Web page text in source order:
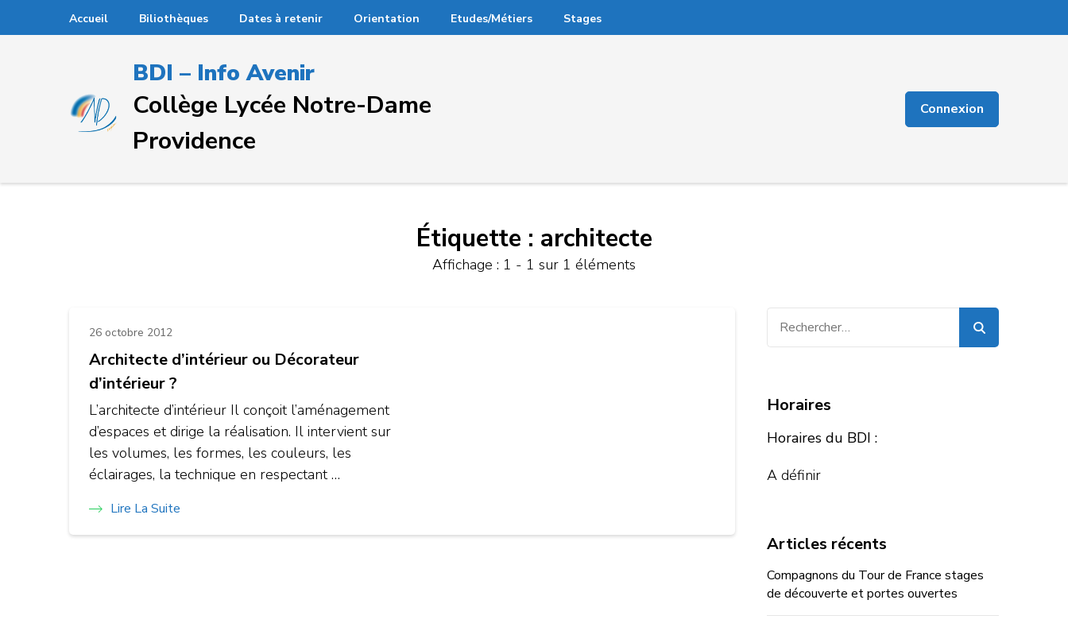
au
Accueil Biliothèques Dates à retenir Orientation Etudes/Métiers Stages
BDI – Info Avenir
Collège Lycée Notre-Dame
Providence
Connexion
Étiquette : architecte
Affichage : 1 - 1 sur 1 éléments
26 octobre 2012
Architecte d’intérieur ou Décorateur
d’intérieur ?
L’architecte d’intérieur Il conçoit l’aménagement
d’espaces et dirige la réalisation. Il intervient sur
les volumes, les formes, les couleurs, les
éclairages, la technique en respectant …
Lire La Suite
Horaires
Horaires du BDI :
A définir
Articles récents
Compagnons du Tour de France stages
de découverte et portes ouvertes